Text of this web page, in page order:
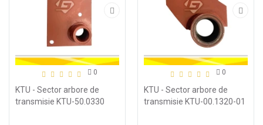
0
KTU - Sector arbore de
transmisie KTU-50.0330
0
KTU - Sector arbore de
transmisie KTU-00.1320-01